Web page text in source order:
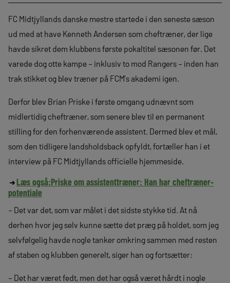
FC Midtjyllands danske mestre startede i den seneste sæson
ud med at have Kenneth Andersen som cheftræner, der lige
havde sikret dem klubbens første pokaltitel sæsonen før. Det
varede dog otte kampe – inklusiv to mod Rangers – inden han
trak stikket og blev træner på FCM’s akademi igen.
Derfor blev Brian Priske i første omgang udnævnt som
midlertidig cheftræner, som senere blev til en permanent
stilling for den forhenværende assistent. Dermed blev et mål,
som den tidligere landsholdsback opfyldt, fortæller han i et
interview på FC Midtjyllands officielle hjemmeside.
Læs også:Priske om assistenttræner: Han har cheftræner-
potentiale
– Det var det, som var målet i det sidste stykke tid. At nå
derhen hvor jeg selv kunne sætte det præg på holdet, som jeg
selvfølgelig havde nogle tanker omkring sammen med resten
af staben og klubben generelt, siger han og fortsætter:
– Det har været fedt, men det har også været hårdt i nogle